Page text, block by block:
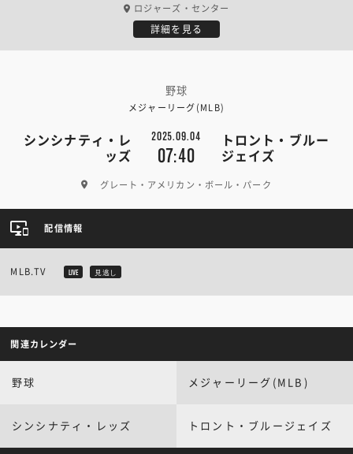
ロジャーズ・センター
詳細を見る
野球
メジャーリーグ(MLB)
シンシナティ・レ
ッズ
2025.09.04
07:40
トロント・ブルー
ジェイズ
グレート・アメリカン・ボール・パーク
配信情報
MLB.TV LIVE 見逃し
関連カレンダー
野球 メジャーリーグ(MLB)
シンシナティ・レッズ トロント・ブルージェイズ